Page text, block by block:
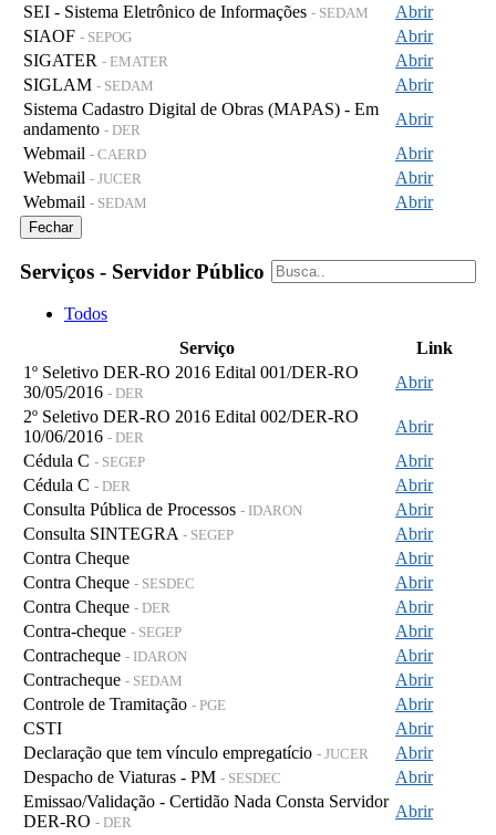
SEI - Sistema Eletrônico de Informações - SEDAM
Abrir
SIAOF - SEPOG
Abrir
SIGATER - EMATER
Abrir
SIGLAM - SEDAM
Abrir
Sistema Cadastro Digital de Obras (MAPAS) - Em
andamento - DER
Abrir
Webmail - CAERD
Abrir
Webmail - JUCER
Abrir
Webmail - SEDAM Abrir
Fechar
Serviços - Servidor Público
Todos
Serviço
Link
1º Seletivo DER-RO 2016 Edital 001/DER-RO
30/05/2016 - DER
Abrir
2º Seletivo DER-RO 2016 Edital 002/DER-RO
10/06/2016 - DER
Abrir
Cédula C - SEGEP
Abrir
Cédula C - DER
Abrir
Consulta Pública de Processos - IDARON
Abrir
Consulta SINTEGRA - SEGEP
Abrir
Contra Cheque
Abrir
Contra Cheque - SESDEC
Abrir
Contra Cheque - DER
Abrir
Contra-cheque - SEGEP
Abrir
Contracheque - IDARON
Abrir
Contracheque - SEDAM
Abrir
Controle de Tramitação - PGE
Abrir
CSTI
Abrir
Declaração que tem vínculo empregatício - JUCER
Abrir
Despacho de Viaturas - PM - SESDEC
Abrir
Emissao/Validação - Certidão Nada Consta Servidor
DER-RO - DER
Abrir